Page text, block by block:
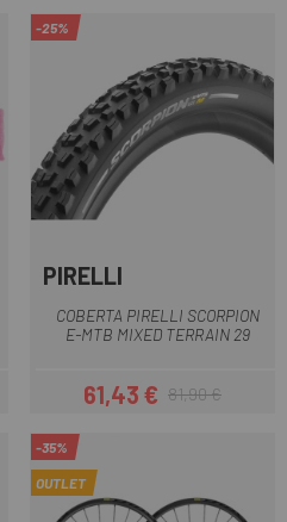
-25%
PIRELLI
COBERTA PIRELLI SCORPION
E-MTB MIXED TERRAIN 29
Preu
61,43 €Preu regular
81,90 €
-35%
OUTLET